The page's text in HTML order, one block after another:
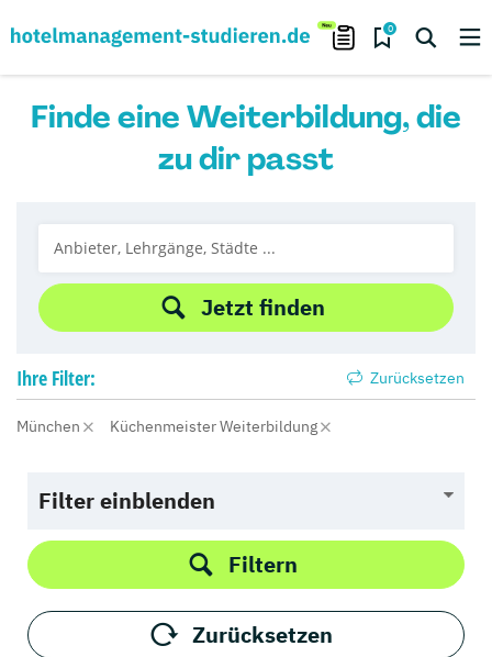
0
Finde eine Weiterbildung, die
zu dir passt
Jetzt finden
Ihre Filter: Zurücksetzen
München Küchenmeister Weiterbildung
Filter einblenden
Filtern
Zurücksetzen